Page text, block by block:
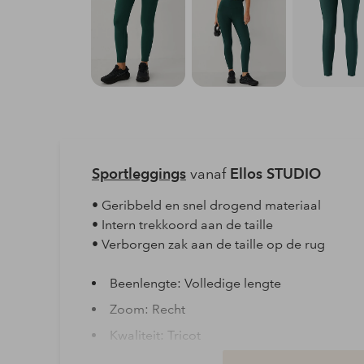
Sportleggingsvanaf Ellos STUDIO
• Geribbeld en snel drogend materiaal
• Intern trekkoord aan de taille
• Verborgen zak aan de taille op de rug
Beenlengte: Volledige lengte
Zoom: Recht
Kwaliteit: Tricot